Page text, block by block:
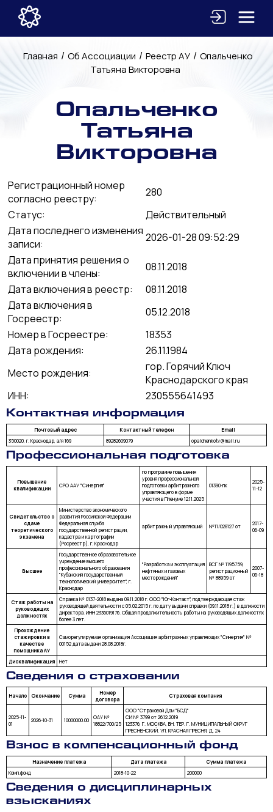
Главная / Об Ассоциации / Реестр АУ / Опальченко
Татьяна Викторовна
Опальченко
Татьяна
Викторовна
Регистрационный номер
согласно реестру:
280
Статус:
Действительный
Дата последнего изменения
записи:
2026-01-28 09:52:29
Дата принятия решения о
включении в члены:
08.11.2018
Дата включения в реестр:
08.11.2018
Дата включения в
Госреестр:
05.12.2018
Номер в Госреестре:
18353
Дата рождения:
26.11.1984
Место рождения:
гор. Горячий Ключ
Краснодарского края
ИНН:
230555641493
Контактная информация
Почтовый адрес Контактный телефон
Email
350020, г. Краснодар, а/я 169
89282609079 opalchenkotv@mail.ru
Профессиональная подготовка
Повышение
квалификации
СРО ААУ "Синергия"
по программе повышения
уровня профессиональной
подготовки арбитражного
управляющего в форме
участия в Пленуме 12.11.2025
01390-пк
2025-
11-12
Свидетельство о
сдаче
теоретического
экзамена
Министерство экономического
развития Российской Федерации
Федеральная служба
государственной регистрации,
кадастра и картографии
(Росреестр), г. Краснодар
арбитражный управляюший №11/028127 от
2017-
06-09
Высшее
Государственное образовательное
учреждение высшего
профессионального образования
"Кубанский государственный
технологический университет", г.
Краснодар
"Разработка и эксплуатация
нефтяных и газовых
месторождений"
ВСГ № 1195759,
регистрационный
№ 88959 от
2007-
06-18
Стаж работы на
руководящих
должностях
Справка № 0137-2018 выдана 09.11.2018 г. ООО "Юг-Контакт", подтверждающая стаж
руководящей деятельности с 05.02.2015 г. по дату выдачи справки (09.11.2018 г.) в должности
директора. ИНН 2336019176. Общая продолжительность работы на руководящих должностях
более 3 лет.
Прохождение
стажировки в
качестве
помощника АУ
Саморегулируемая организация Ассоциация арбитражных управляющих "Синергия" №
00152 дата выдачи 28.08.2018г.
Дисквалификация Нет
Сведения о страховании
Начало Окончание Сумма
Номер
договора
Страховая компания
2025-11-
01
2026-10-31 10000000.00
ОАУ №
18822/700/25
ООО "Страховой Дом "БСД"
СИ № 3799 от 26.12.2019
123376, Г. МОСКВА, ВН. ТЕР. Г. МУНИЦИПАЛЬНЫЙ ОКРУГ
ПРЕСНЕНСКИЙ, УЛ. КРАСНАЯ ПРЕСНЯ, Д. 24
Взнос в компенсационный фонд
Назначение платежа Дата платежа
Сумма платежа
Комп.фонд
2018-10-22 200000
Сведения о дисциплинарных
взысканиях